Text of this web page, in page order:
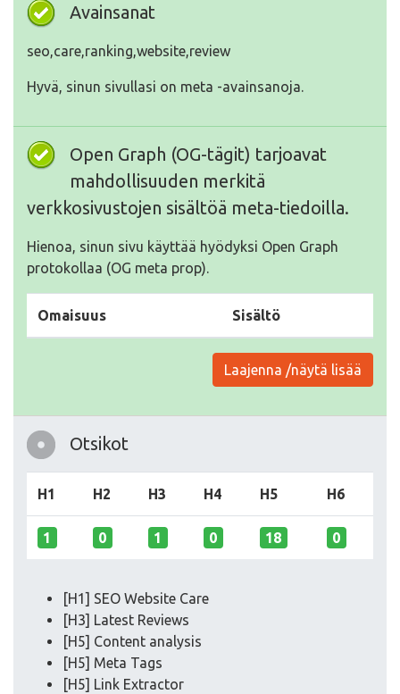
Avainsanat
seo,care,ranking,website,review
Hyvä, sinun sivullasi on meta -avainsanoja.
Open Graph (OG-tägit) tarjoavat
mahdollisuuden merkitä
verkkosivustojen sisältöä meta-tiedoilla.
Hienoa, sinun sivu käyttää hyödyksi Open Graph
protokollaa (OG meta prop).
Omaisuus Sisältö
Laajenna /näytä lisää
Otsikot
H1 H2 H3 H4 H5 H6
1 0 1 0 18 0
[H1] SEO Website Care
[H3] Latest Reviews
[H5] Content analysis
[H5] Meta Tags
[H5] Link Extractor